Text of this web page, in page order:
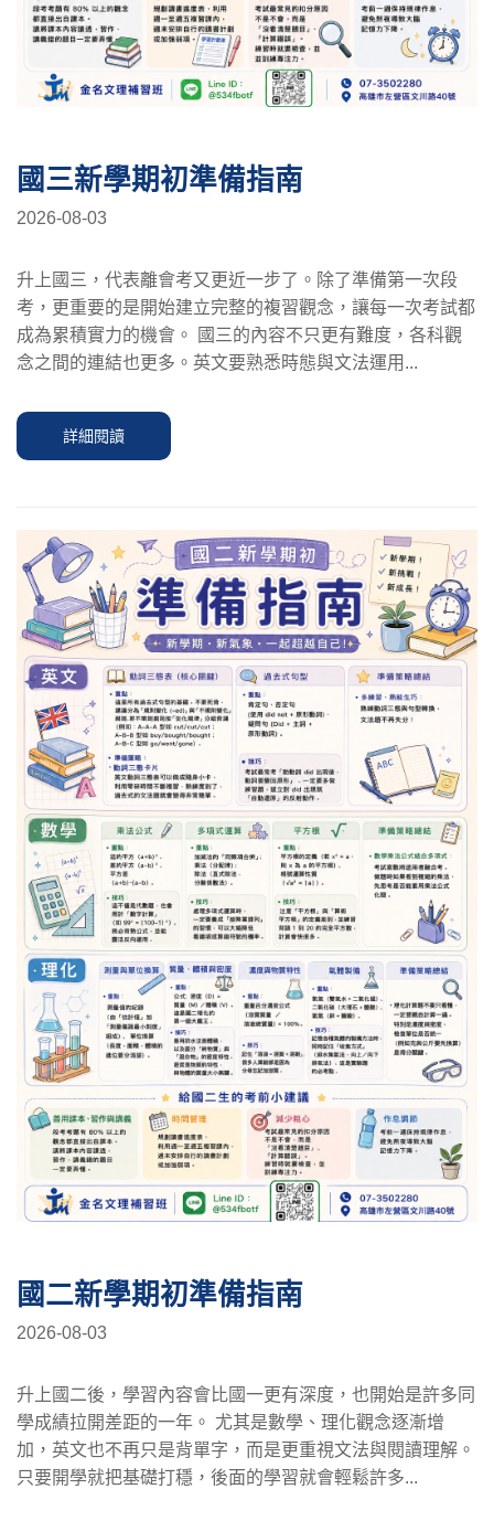
國三新學期初準備指南
2026-08-03
升上國三，代表離會考又更近一步了。除了準備第一次段
考，更重要的是開始建立完整的複習觀念，讓每一次考試都
成為累積實力的機會。 國三的內容不只更有難度，各科觀
念之間的連結也更多。英文要熟悉時態與文法運用...
詳細閱讀
國二新學期初準備指南
2026-08-03
升上國二後，學習內容會比國一更有深度，也開始是許多同
學成績拉開差距的一年。 尤其是數學、理化觀念逐漸增
加，英文也不再只是背單字，而是更重視文法與閱讀理解。
只要開學就把基礎打穩，後面的學習就會輕鬆許多...